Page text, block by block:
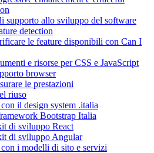
supporto allo sviluppo del software
detection
le feature disponibili con Can I
e risorse per CSS e JavaScript
browser
le prestazioni
riuso
il design system .italia
Bootstrap Italia
di sviluppo React
di sviluppo Angular
i modelli di sito e servizi